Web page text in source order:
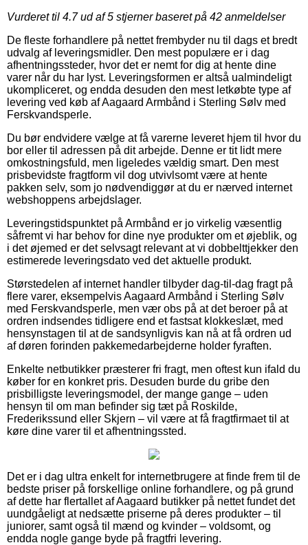
Vurderet til 4.7ud af 5 stjerner baseret på 42 anmeldelser
De fleste forhandlere på nettet frembyder nu til dags et bredt
udvalg af leveringsmidler. Den mest populære er i dag
afhentningssteder, hvor det er nemt for dig at hente dine
varer når du har lyst. Leveringsformen er altså ualmindeligt
ukompliceret, og endda desuden den mest letkøbte type af
levering ved køb af Aagaard Armbånd i Sterling Sølv med
Ferskvandsperle.
Du bør endvidere vælge at få varerne leveret hjem til hvor du
bor eller til adressen på dit arbejde. Denne er tit lidt mere
omkostningsfuld, men ligeledes vældig smart. Den mest
prisbevidste fragtform vil dog utvivlsomt være at hente
pakken selv, som jo nødvendiggør at du er nærved internet
webshoppens arbejdslager.
Leveringstidspunktet på Armbånd er jo virkelig væsentlig
såfremt vi har behov for dine nye produkter om et øjeblik, og
i det øjemed er det selvsagt relevant at vi dobbelttjekker den
estimerede leveringsdato ved det aktuelle produkt.
Størstedelen af internet handler tilbyder dag-til-dag fragt på
flere varer, eksempelvis Aagaard Armbånd i Sterling Sølv
med Ferskvandsperle, men vær obs på at det beroer på at
ordren indsendes tidligere end et fastsat klokkeslæt, med
hensynstagen til at de sandsynligvis kan nå at få ordren ud
af døren forinden pakkemedarbejderne holder fyraften.
Enkelte netbutikker præsterer fri fragt, men oftest kun ifald du
køber for en konkret pris. Desuden burde du gribe den
prisbilligste leveringsmodel, der mange gange – uden
hensyn til om man befinder sig tæt på Roskilde,
Frederikssund eller Skjern – vil være at få fragtfirmaet til at
køre dine varer til et afhentningssted.
Det er i dag ultra enkelt for internetbrugere at finde frem til de
bedste priser på forskellige online forhandlere, og på grund
af dette har flertallet af Aagaard butikker på nettet fundet det
uundgåeligt at nedsætte priserne på deres produkter – til
juniorer, samt også til mænd og kvinder – voldsomt, og
endda nogle gange byde på fragtfri levering.